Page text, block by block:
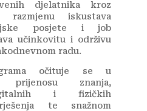
djelatnika kroz
iskustava
posjete i job
učinkovitu i održivu
radu.
očituje se u
prijenosu znanja,
i fizičkih
te snažnom